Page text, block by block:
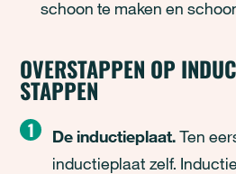
schoon te maken en
OVERSTAPPEN OP
STAPPEN
De inductieplaat.Ten
inductieplaat zelf.